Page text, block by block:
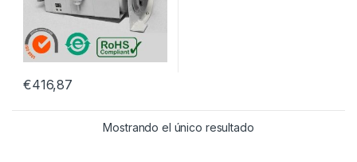
€416,87
Mostrando el único resultado